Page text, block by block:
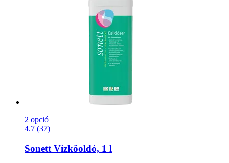
2 opció
4.7 (37)
Sonett Vízkőoldó, 1 l